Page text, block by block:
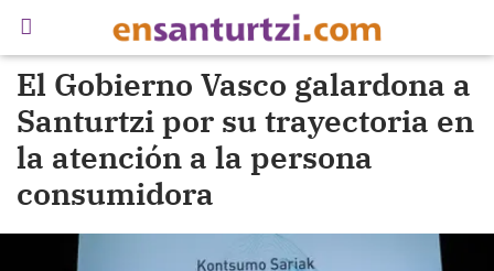
El Gobierno Vasco galardona a
Santurtzi por su trayectoria en
la atención a la persona
consumidora